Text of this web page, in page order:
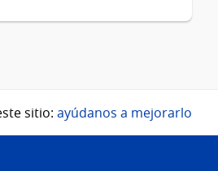
sitio: ayúdanos a mejorarlo